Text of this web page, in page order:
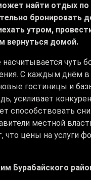
найти отдых по
бронировать
утром,
вернуться домой.
насчитывается чуть
С каждым днём в
гостиницы и
усиливает
способствовать
местной
что цены на услуги
Бурабайского